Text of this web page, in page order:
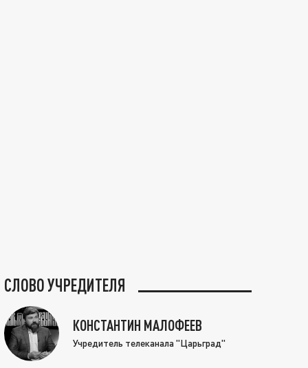
СЛОВО УЧРЕДИТЕЛЯ
КОНСТАНТИН МАЛОФЕЕВ
Учредитель телеканала "Царьград"